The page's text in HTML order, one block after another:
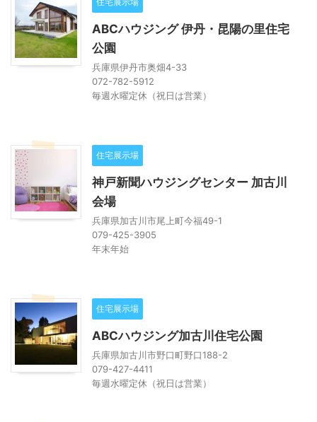
ABCハウジング 伊丹・昆陽の里住宅
公園
兵庫県伊丹市奥畑4-33
072-782-5912
毎週水曜定休（祝日は営業）
住宅展示場
神戸新聞ハウジングセンター 加古川
会場
兵庫県加古川市尾上町今福49-1
079-425-3905
年末年始
住宅展示場
ABCハウジング加古川住宅公園
兵庫県加古川市野口町野口188-2
079-427-4411
毎週水曜定休（祝日は営業）